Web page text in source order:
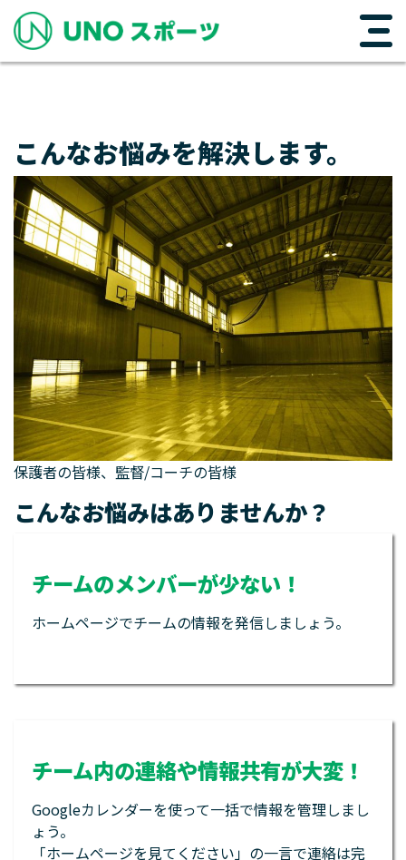
コンテンツへスキップ
メインナビゲーション
こんなお悩みを解決します。
保護者の皆様、監督/コーチの皆様
こんなお悩みはありませんか？
チームのメンバーが少ない！
ホームページでチームの情報を発信しましょう。
チーム内の連絡や情報共有が大変！
Googleカレンダーを使って一括で情報を管理しまし
ょう。
「ホームページを見てください」の一言で連絡は完